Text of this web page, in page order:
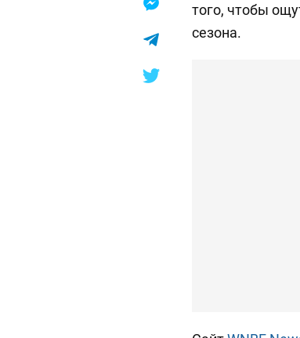
того, чтобы
сезона.